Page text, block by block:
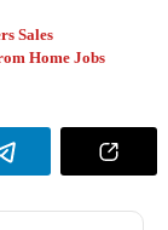
Sales
Home Jobs